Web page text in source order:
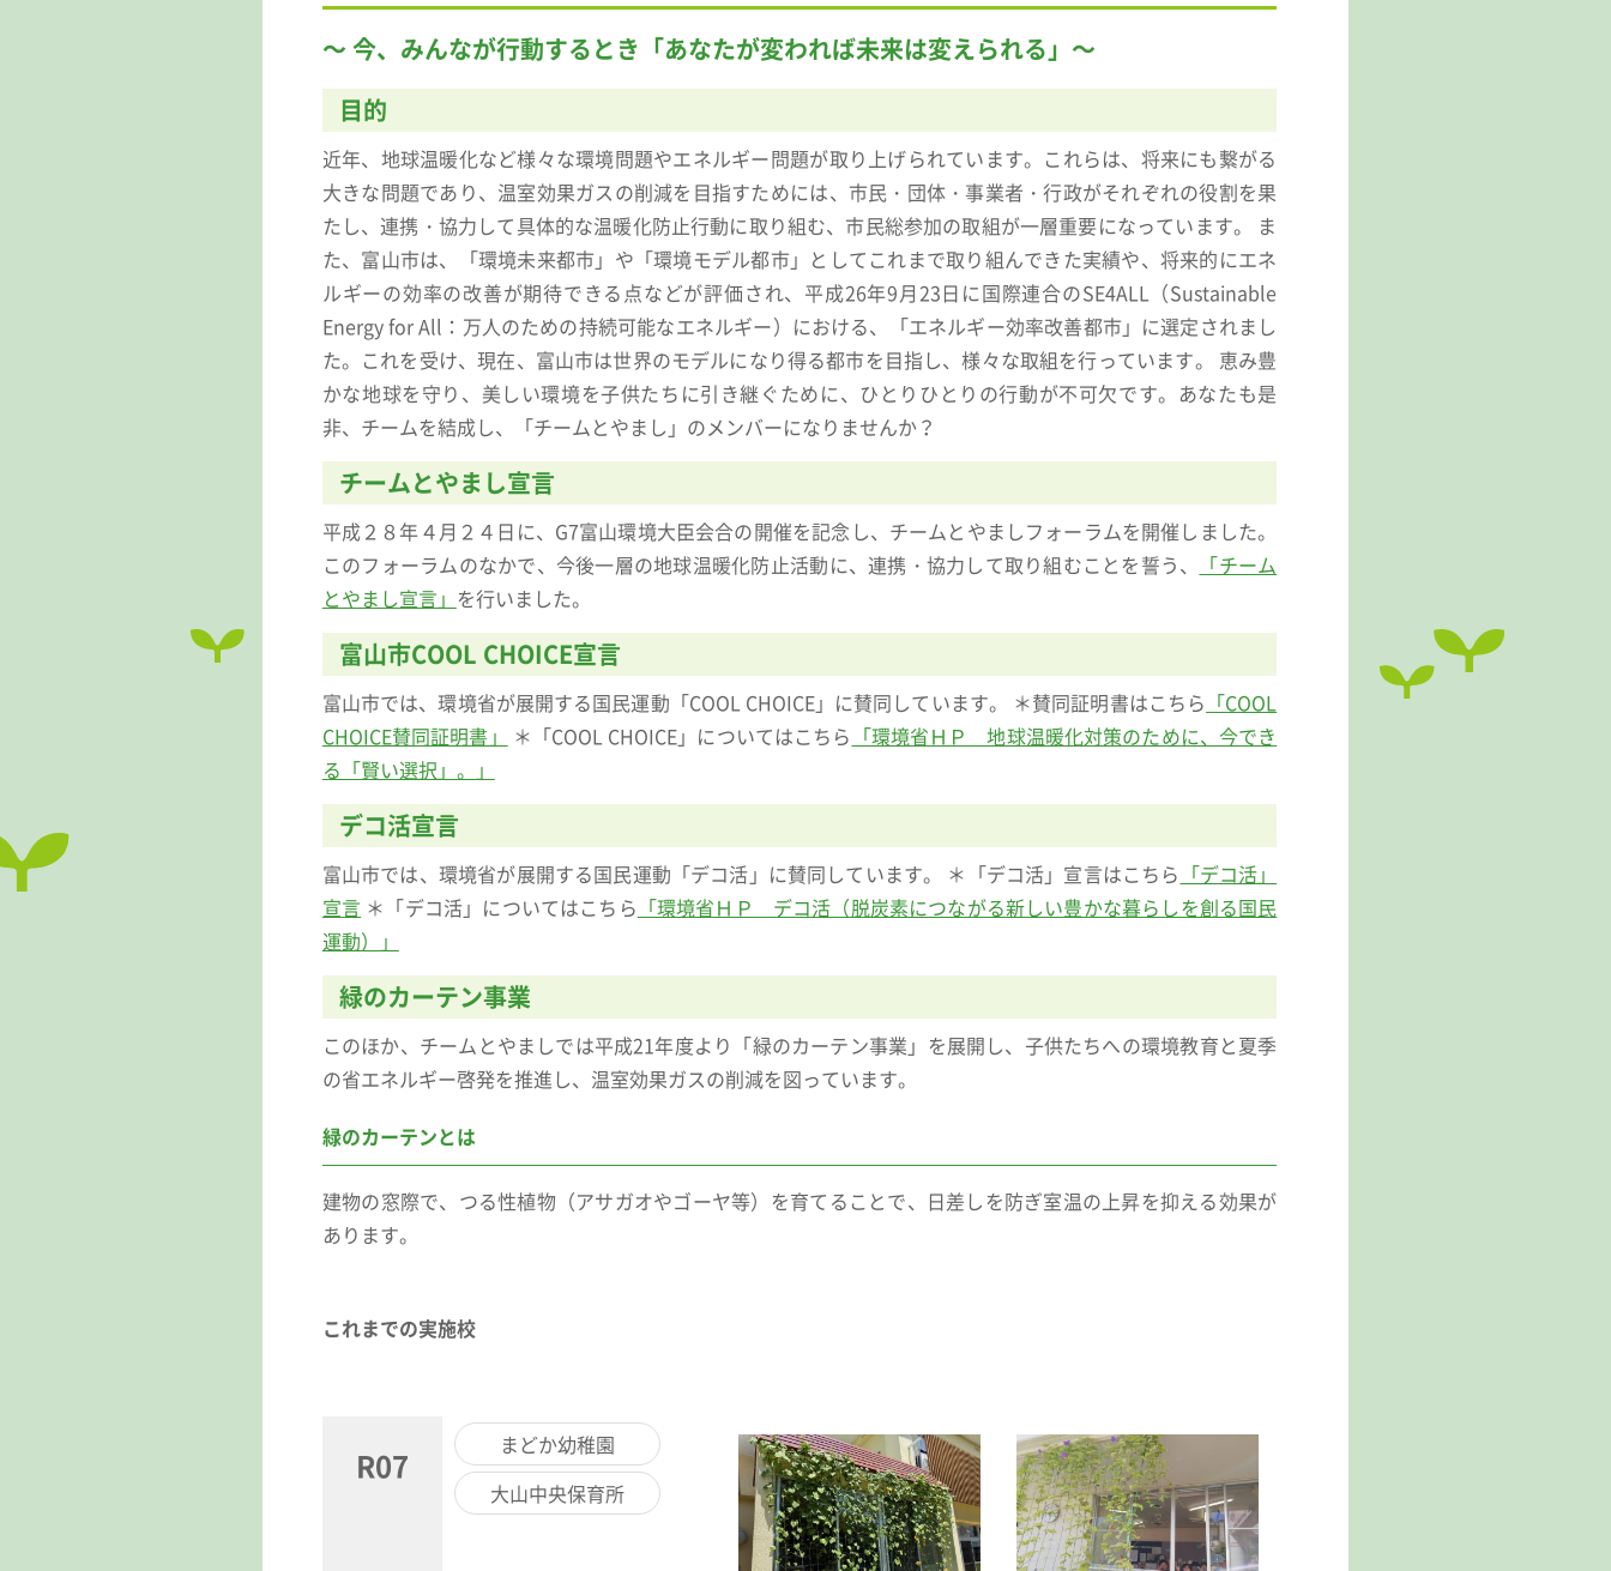
～ 今、みんなが行動するとき「あなたが変われば未来は変えられる」～
目的
近年、地球温暖化など様々な環境問題やエネルギー問題が取り上げられています。これらは、将来にも繋がる
大きな問題であり、温室効果ガスの削減を目指すためには、市民・団体・事業者・行政がそれぞれの役割を果
たし、連携・協力して具体的な温暖化防止行動に取り組む、市民総参加の取組が一層重要になっています。 ま
た、富山市は、「環境未来都市」や「環境モデル都市」としてこれまで取り組んできた実績や、将来的にエネ
ルギーの効率の改善が期待できる点などが評価され、平成26年9月23日に国際連合のSE4ALL（Sustainable
Energy for All：万人のための持続可能なエネルギー）における、「エネルギー効率改善都市」に選定されまし
た。これを受け、現在、富山市は世界のモデルになり得る都市を目指し、様々な取組を行っています。 恵み豊
かな地球を守り、美しい環境を子供たちに引き継ぐために、ひとりひとりの行動が不可欠です。あなたも是
非、チームを結成し、「チームとやまし」のメンバーになりませんか？
チームとやまし宣言
平成２８年４月２４日に、G7富山環境大臣会合の開催を記念し、チームとやましフォーラムを開催しました。
このフォーラムのなかで、今後一層の地球温暖化防止活動に、連携・協力して取り組むことを誓う、
「チーム
とやまし宣言」 を行いました。
富山市COOL CHOICE宣言
富山市では、環境省が展開する国民運動「COOL CHOICE」に賛同しています。 ＊賛同証明書はこちら 「COOL
CHOICE賛同証明書」
＊「COOL CHOICE」についてはこちら 「環境省ＨＰ 地球温暖化対策のために、今でき
る「賢い選択」。」
デコ活宣言
富山市では、環境省が展開する国民運動「デコ活」に賛同しています。 ＊「デコ活」宣言はこちら 「デコ活」
宣言 ＊「デコ活」についてはこちら 「環境省ＨＰ デコ活（脱炭素につながる新しい豊かな暮らしを創る国民
運動）」
緑のカーテン事業
このほか、チームとやましでは平成21年度より「緑のカーテン事業」を展開し、子供たちへの環境教育と夏季
の省エネルギー啓発を推進し、温室効果ガスの削減を図っています。
緑のカーテンとは
建物の窓際で、つる性植物（アサガオやゴーヤ等）を育てることで、日差しを防ぎ室温の上昇を抑える効果が
あります。
これまでの実施校
R07
まどか幼稚園
大山中央保育所